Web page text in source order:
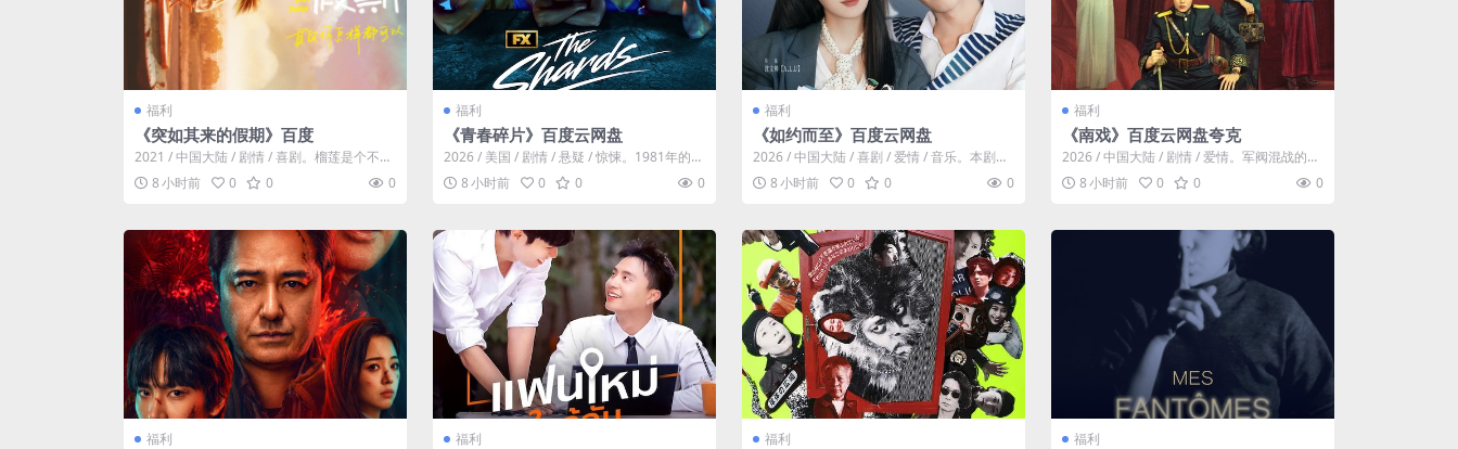
福利
《突如其来的假期》百度
2021 / 中国大陆 / 剧情 / 喜剧。榴莲是个不按
常理出牌的30岁单身女性...
8 小时前 0 0 0
福利
《青春碎片》百度云网盘
2026 / 美国 / 剧情 / 悬疑 / 惊悚。1981年的洛
杉矶 ，一班精英...
8 小时前 0 0 0
福利
《如约而至》百度云网盘
2026 / 中国大陆 / 喜剧 / 爱情 / 音乐。本剧是
一部都市音乐爱情轻喜...
8 小时前 0 0 0
福利
《南戏》百度云网盘夸克
2026 / 中国大陆 / 剧情 / 爱情。军阀混战的民
国奉城，玉佛头离奇失窃，...
8 小时前 0 0 0
福利 福利 福利 福利